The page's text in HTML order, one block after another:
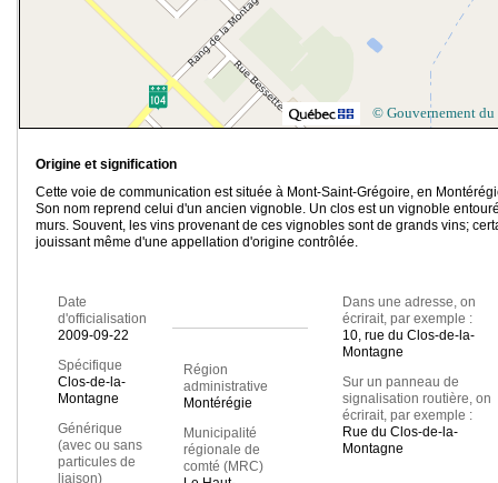
© Gouvernement du
Origine et signification
Cette voie de communication est située à Mont-Saint-Grégoire, en
Son nom reprend celui d'un ancien vignoble. Un clos est un vignoble
murs. Souvent, les vins provenant de ces vignobles sont de grands vins;
jouissant même d'une appellation d'origine contrôlée.
Date
d'officialisation
2009-09-22
Spécifique
Clos-de-la-
Montagne
Générique
(avec ou sans
particules de
liaison)
Région
administrative
Montérégie
Municipalité
régionale de
comté (MRC)
Dans une adresse, on
écrirait, par exemple :
10, rue du Clos-de-la-
Montagne
Sur un panneau de
signalisation routière, on
écrirait, par exemple :
Rue du Clos-de-la-
Montagne